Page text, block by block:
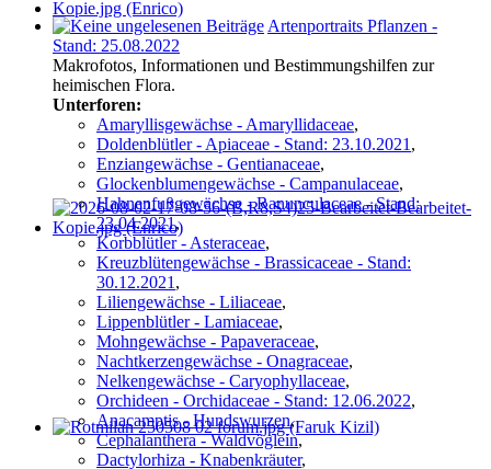
Artenportraits Pflanzen -
Stand: 25.08.2022
Makrofotos, Informationen und Bestimmungshilfen zur
heimischen Flora.
Unterforen:
Amaryllisgewächse - Amaryllidaceae,
Doldenblütler - Apiaceae - Stand: 23.10.2021 ,
Enziangewächse - Gentianaceae,
Glockenblumengewächse - Campanulaceae,
Hahnenfußgewächse - Ranunculaceae - Stand:
23.04.2021,
Korbblütler - Asteraceae,
Kreuzblütengewächse - Brassicaceae - Stand:
30.12.2021 ,
Liliengewächse - Liliaceae,
Lippenblütler - Lamiaceae,
Mohngewächse - Papaveraceae,
Nachtkerzengewächse - Onagraceae,
Nelkengewächse - Caryophyllaceae,
Orchideen - Orchidaceae - Stand: 12.06.2022,
Anacamptis - Hundswurzen,
Cephalanthera - Waldvöglein,
Dactylorhiza - Knabenkräuter,